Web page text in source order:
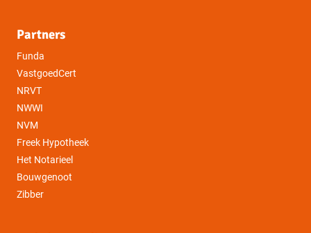
Partners
Funda
VastgoedCert
NRVT
NWWI
NVM
Freek Hypotheek
Het Notarieel
Bouwgenoot
Zibber